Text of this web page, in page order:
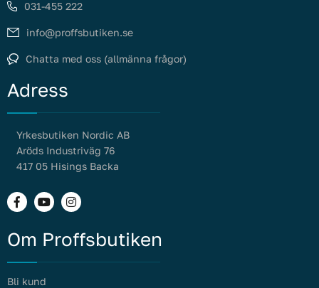
031-455 222
info@proffsbutiken.se
Chatta med oss (allmänna frågor)
Adress
Yrkesbutiken Nordic AB
Aröds Industriväg 76
417 05 Hisings Backa
Om Proffsbutiken
Bli kund